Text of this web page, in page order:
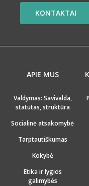
KONTAKTAI
APIE MUS
Valdymas: Savivalda,
statutas, struktūra
Socialinė atsakomybė
Tarptautiškumas
Kokybė
Etika ir lygios
galimybės